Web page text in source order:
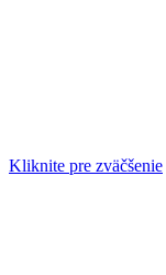
Kliknite pre zväčšenie